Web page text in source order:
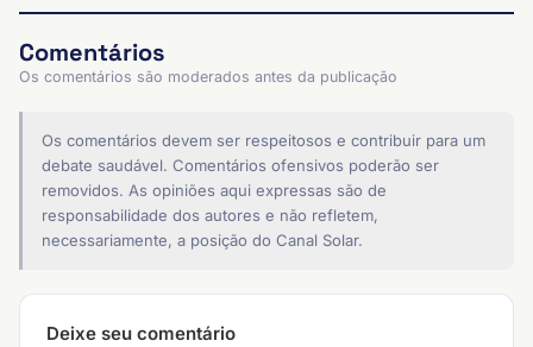
Comentários
Os comentários são moderados antes da publicação
Os comentários devem ser respeitosos e contribuir para um
debate saudável. Comentários ofensivos poderão ser
removidos. As opiniões aqui expressas são de
responsabilidade dos autores e não refletem,
necessariamente, a posição do Canal Solar.
Deixe seu comentário